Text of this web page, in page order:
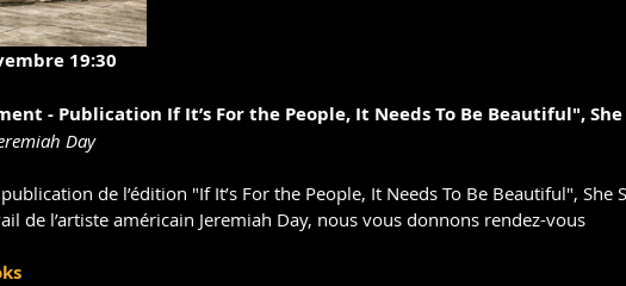
19:30
- Publication If It’s For the People, It Needs To Be Beautiful", She
Day
de l’édition "If It’s For the People, It Needs To Be Beautiful", She
de l’artiste américain Jeremiah Day, nous vous donnons rendez-vous